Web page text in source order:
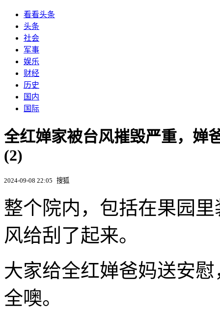
看看头条
头条
社会
军事
娱乐
财经
历史
国内
国际
全红婵家被台风摧毁严重，婵
(2)
2024-09-08 22:05 搜狐
整个院内，包括在果园
风给刮了起来。
大家给全红婵爸妈送安
全噢。